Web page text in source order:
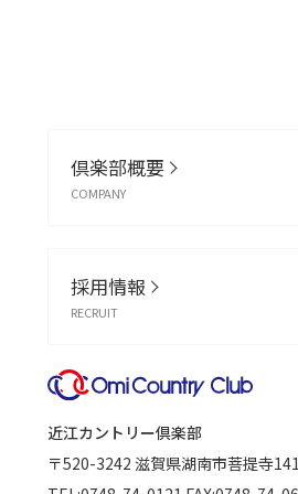
倶楽部概要
COMPANY
採用情報
RECRUIT
近江カントリー倶楽部
〒520-3242 滋賀県湖南市菩提寺